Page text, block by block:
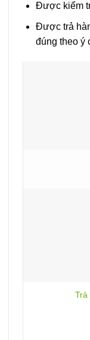
Được kiểm
Được trả
đúng theo ý
Trà